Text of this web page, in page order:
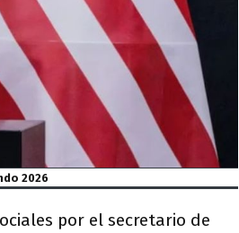
2026
por el secretario de